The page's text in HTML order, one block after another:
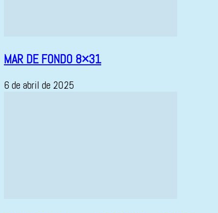
MAR DE FONDO 8×31
6 de abril de 2025